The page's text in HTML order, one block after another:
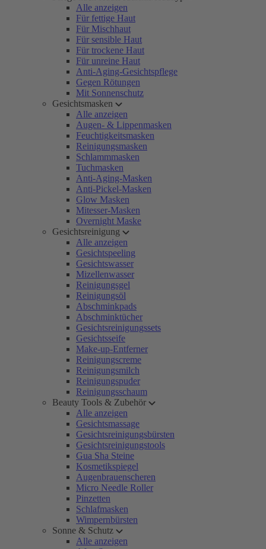
Alle anzeigen
Für fettige Haut
Für Mischhaut
Für sensible Haut
Für trockene Haut
Für unreine Haut
Anti-Aging-Gesichtspflege
Gegen Rötungen
Mit Sonnenschutz
Gesichtsmasken
Alle anzeigen
Augen- & Lippenmasken
Feuchtigkeitsmasken
Reinigungsmasken
Schlammmasken
Tuchmasken
Anti-Aging-Masken
Anti-Pickel-Masken
Glow Masken
Mitesser-Masken
Overnight Maske
Gesichtsreinigung
Alle anzeigen
Gesichtspeeling
Gesichtswasser
Mizellenwasser
Reinigungsgel
Reinigungsöl
Abschminkpads
Abschminktücher
Gesichtsreinigungssets
Gesichtsseife
Make-up-Entferner
Reinigungscreme
Reinigungsmilch
Reinigungspuder
Reinigungsschaum
Beauty Tools & Zubehör
Alle anzeigen
Gesichtsmassage
Gesichtsreinigungsbürsten
Gesichtsreinigungstools
Gua Sha Steine
Kosmetikspiegel
Augenbrauenscheren
Micro Needle Roller
Pinzetten
Schlafmasken
Wimpernbürsten
Sonne & Schutz
Alle anzeigen